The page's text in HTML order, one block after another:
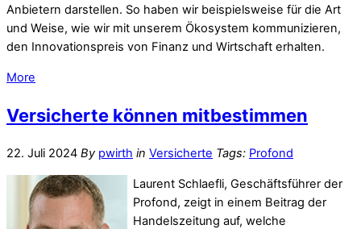
Anbietern darstellen. So haben wir beispielsweise für die Art
und Weise, wie wir mit unserem Ökosystem kommunizieren,
den Innovationspreis von Finanz und Wirtschaft erhalten.
More
Versicherte können mitbestimmen
22. Juli 2024 By pwirth in Versicherte Tags: Profond
Laurent Schlaefli, Geschäftsführer der
Profond, zeigt in einem Beitrag der
Handelszeitung auf, welche